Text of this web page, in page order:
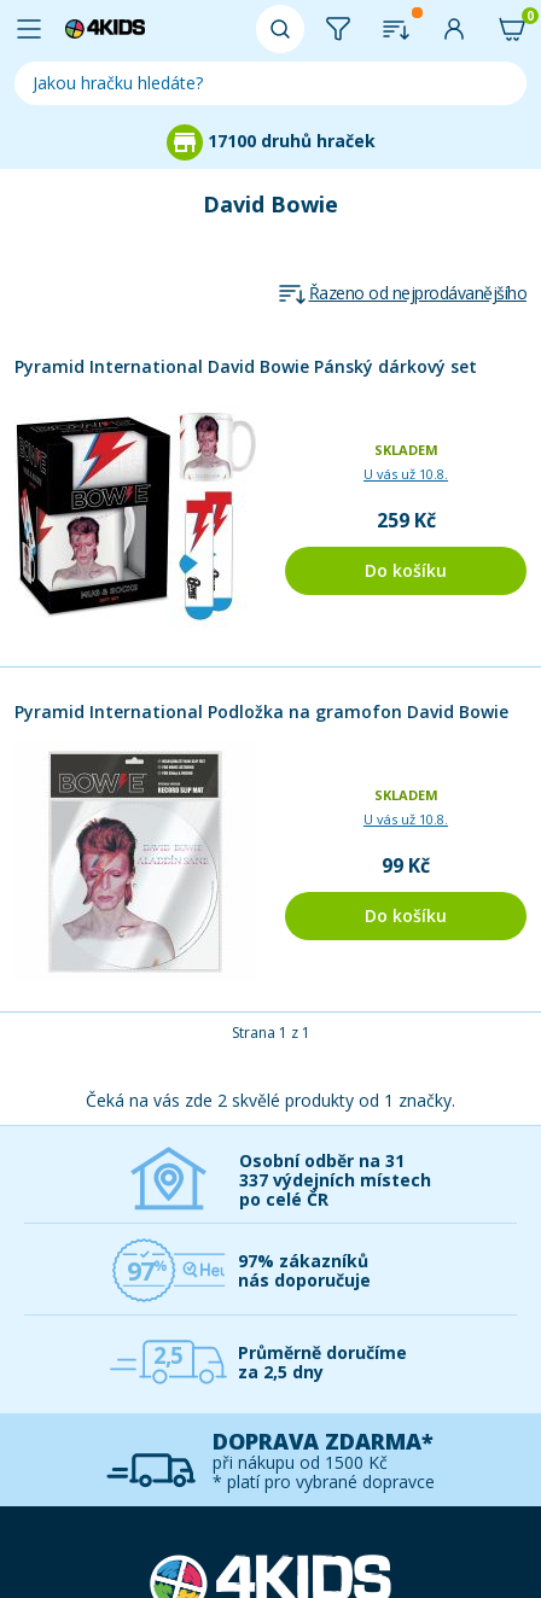
0
17100 druhů hraček
David Bowie
Řazeno od nejprodávanějšího
Pyramid International David Bowie Pánský dárkový set
SKLADEM
U vás už 10.8.
259 Kč
Do košíku
Pyramid International Podložka na gramofon David Bowie
SKLADEM
U vás už 10.8.
99 Kč
Do košíku
Strana 1 z 1
Čeká na vás zde 2 skvělé produkty od 1 značky.
Osobní odběr na 31
337 výdejních místech
po celé ČR
97
97% zákazníků
nás doporučuje
2,5
Průměrně doručíme
za 2,5 dny
DOPRAVA ZDARMA*
při nákupu od 1500 Kč
* platí pro vybrané dopravce